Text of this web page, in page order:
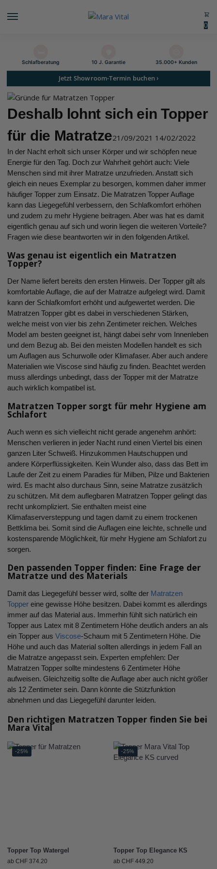
0
Schlaf­beratung 10 J. Garantie 35.000+ Kunden
Jetzt Showroom-Termin buchen ›
Deshalb lohnt sich ein Topper
für die Matratze21/09/2021 14/02/2022
In der Nacht erholt sich unser Körper und wir schöpfen neue
Energie für den Tag. Doch zur Wahrheit gehört auch: Viele
Menschen sind mit ihrer Matratze unzufrieden. Anstatt sich
gleich ein neues Exemplar zu besorgen, kommen daher immer
häufiger Topper zum Einsatz. Die Matratzen Topper Auflage
kann das Liegegefühl verbessern, den Schlafkomfort erhöhen
und zudem zu mehr Hygiene beitragen. Aber was hat es damit
eigentlich genau auf sich und worin liegen die weiteren Vorteile?
Fragen wie diese beantworten wir in den folgenden Artikel.
Was genau ist eigentlich ein Matratzen
Topper?
Der Name liefert bereits den ersten Hinweis. Der Topper gilt als
komfortable Auflage, die auf der Matratze aufgelegt wird. Damit
kann der Schlafkomfort erhöht und aufgewertet werden. Die
Matratzen Topper gibt es dabei in verschiedenen Stärken,
welche meist von vier bis zehn Zentimeter reichen. Welches
Model am besten geeignet ist, hängt dabei sehr vom Innenleben
und dem Bezug ab. Bei den meisten Modellen handelt es sich
um Auflagen aus Schurwolle oder Klimafaser. Aber auch andere
Materialien wie Viscose sind häufig zu finden. Beachtet werden
muss allerdings unbedingt, dass der Topper mit der Matratze
auch wirklich kompatibel ist.
Matratzen Topper sorgt für mehr Hygiene am
Schlafort
Auch wenn es sich vielleicht nicht gerade angenehm anhört:
Menschen verlieren in jeder Nacht rund einen Viertel bis einen
ganzen Liter Schweiß. Hinzukommen Hautschuppen und
andere Körperflüssigkeiten. Kein Wunder also, dass das Bett im
Laufe der Zeit zu einem Paradies für Milben, Pilze und Bakterien
wird. Es macht also durchaus Sinn, seine Matratze zusätzlich
zu schützen. Mit dem auflegbaren Matratzen Topper gelingt das
recht unkompliziert. Sie enthalten meist eine
Klimafaserversteppung und tagen damit zu einem trockenen
Bettklima bei. Somit sind die Auflagen eine leichte, schnelle und
kostensparende Möglichkeit, für mehr Hygiene am Schlafort zu
sorgen.
Den passenden Topper finden: Eine Frage der
Matratze und des Materials
Damit das Liegegefühl besser wird, sollte der Matratzen
Topper eine gewisse Höhe besitzen. Dabei kommt es allerdings
immer auf das Material aus. Immerhin fühlt sich natürlich ein
Topper aus Latex mit 8 Zentimetern Höhe deutlich anders an als
ein Topper aus Viscose-Schaum mit 5 Zentimetern Höhe. Die
Höhe und auch das Material sollten allerdings in jedem Fall an
die Matratze angepasst sein. Experten empfehlen: Der
Matratzen Topper sollte mindestens 6 Zentimeter Höhe
aufweisen. Gleichzeitig sollte die Auflage aber auch nicht größer
als 12 Zentimeter sein. Dann könnte die Stützfunktion
abnehmen und das Liegegefühl darunter leiden.
Den richtigen Matratzen Topper finden Sie bei
Mara Vital
-25%
Topper Top Watergel
ab CHF 374.20
-25%
Topper Top Elegance KS
ab CHF 449.20